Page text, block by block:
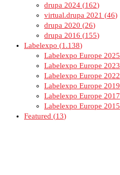
drupa 2024
162
virtual.drupa 2021
46
drupa 2020
26
drupa 2016
155
Labelexpo
1.138
Labelexpo Europe 2025
Labelexpo Europe 2023
Labelexpo Europe 2022
Labelexpo Europe 2019
Labelexpo Europe 2017
Labelexpo Europe 2015
Featured
13